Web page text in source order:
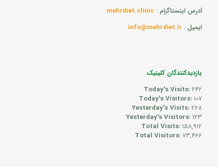
آدرس اینستاگرام :
mehrdiet.clinic
ایمیل :
info@mehrdiet.ir
بازدیدکنندگان کلینیک
Today's Visits:242
Today's Visitors:107
Yesterday's Visits:268
Yesterday's Visitors:123
Total Visits:158,912
Total Visitors:73,466